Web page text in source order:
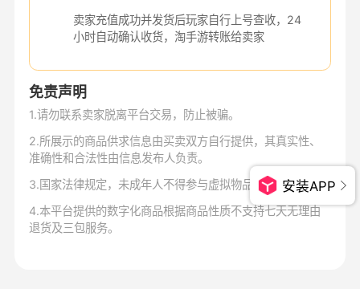
卖家充值成功并发货后玩家自行上号查收，24
小时自动确认收货，淘手游转账给卖家
免责声明
1.请勿联系卖家脱离平台交易，防止被骗。
2.所展示的商品供求信息由买卖双方自行提供，其真实性、
准确性和合法性由信息发布人负责。
3.国家法律规定，未成年人不得参与虚拟物品交易。
4.本平台提供的数字化商品根据商品性质不支持七天无理由
退货及三包服务。
安装APP